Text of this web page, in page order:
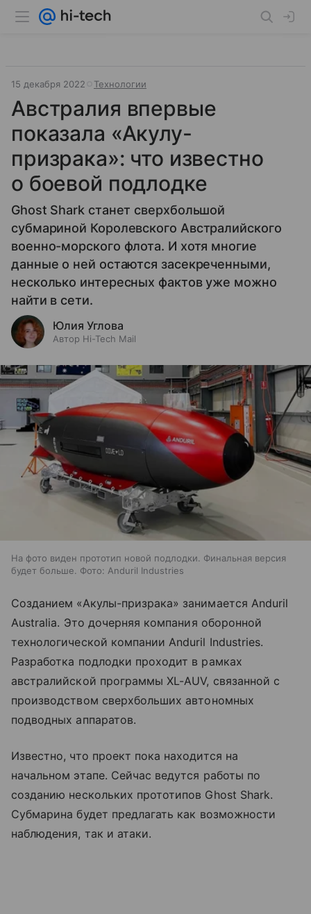
15 декабря 2022 Технологии
Австралия впервые
показала «Акулу-
призрака»: что известно
о боевой подлодке
Ghost Shark станет сверхбольшой
субмариной Королевского Австралийского
военно-морского флота. И хотя многие
данные о ней остаются засекреченными,
несколько интересных фактов уже можно
найти в сети.
Юлия Углова
Автор Hi-Tech Mail
На фото виден прототип новой подлодки. Финальная версия
будет больше. Фото: Anduril Industries
Созданием «Акулы-призрака» занимается Anduril
Australia. Это дочерняя компания оборонной
технологической компании Anduril Industries.
Разработка подлодки проходит в рамках
австралийской программыXL-AUV, связанной с
производством сверхбольших автономных
подводных аппаратов.
Известно, что проект пока находится на
начальном этапе. Сейчас ведутся работы по
созданию нескольких прототипов Ghost Shark.
Субмарина будет предлагать как возможности
наблюдения, так и атаки.